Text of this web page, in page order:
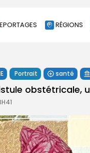
RÉGIONS
Portrait santé
obstétricale,